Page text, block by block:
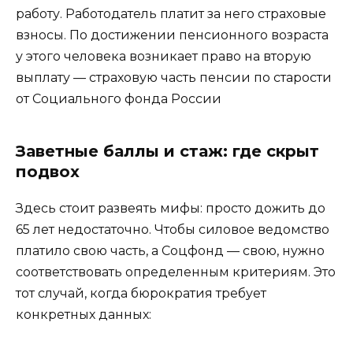
работу. Работодатель платит за него страховые
взносы. По достижении пенсионного возраста
у этого человека возникает право на вторую
выплату — страховую часть пенсии по старости
от Социального фонда России
Заветные баллы и стаж: где скрыт
подвох
Здесь стоит развеять мифы: просто дожить до
65 лет недостаточно. Чтобы силовое ведомство
платило свою часть, а Соцфонд — свою, нужно
соответствовать определенным критериям. Это
тот случай, когда бюрократия требует
конкретных данных: